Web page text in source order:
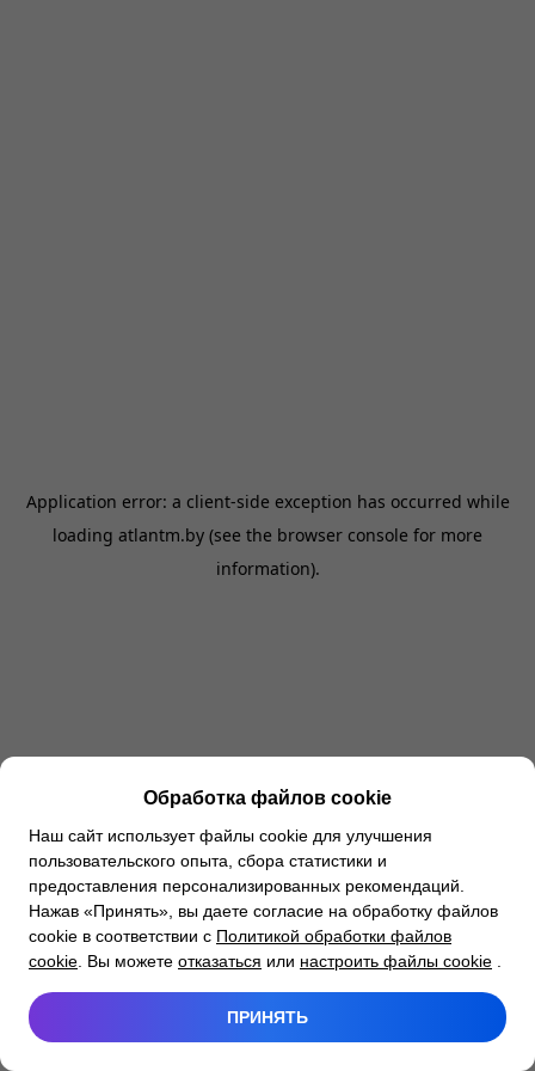
Application error: a client-side exception has occurred while
loading atlantm.by (see the browser console for more
information).
Обработка файлов cookie
Наш сайт использует файлы cookie для улучшения
пользовательского опыта, сбора статистики и
предоставления персонализированных рекомендаций.
Нажав «Принять», вы даете согласие на обработку файлов
cookie в соответствии с Политикой обработки файлов
cookie . Вы можете отказаться или настроить файлы cookie
ПРИНЯТЬ